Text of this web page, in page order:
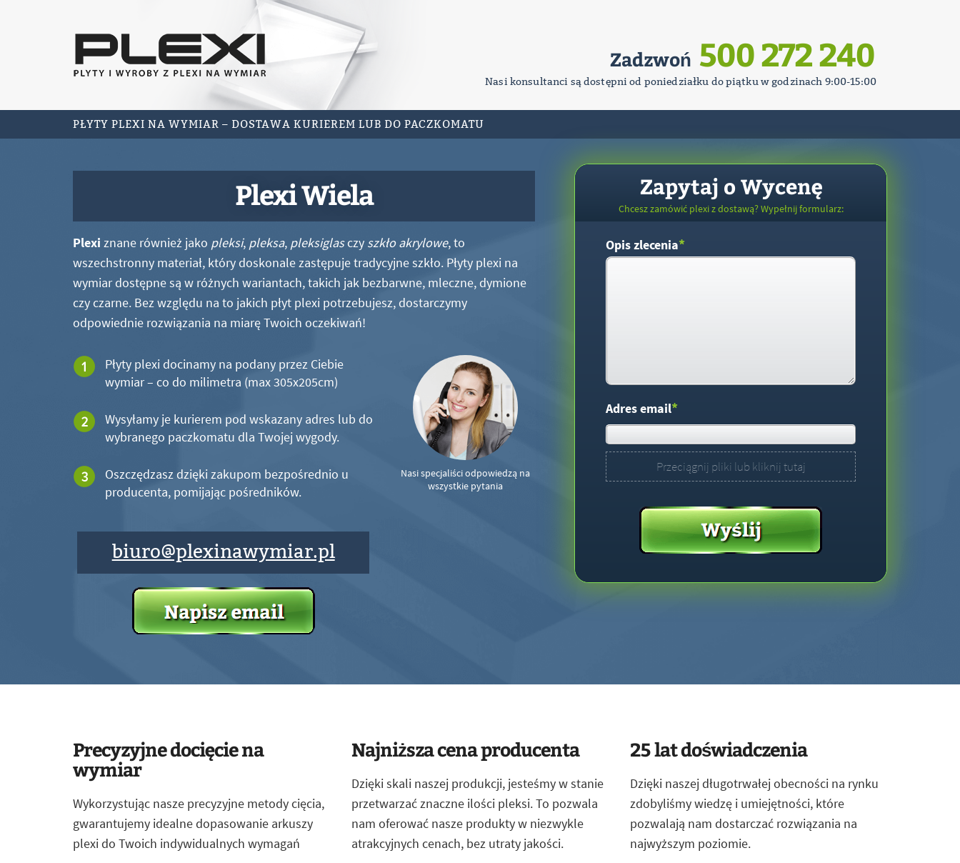
Zadzwoń 500 272 240
Nasi konsultanci są dostępni od poniedziałku do piątku w godzinach 9:00-15:00
PŁYTY PLEXI NA WYMIAR – DOSTAWA KURIEREM LUB DO PACZKOMATU
Plexi Wiela
Plexi znane również jako pleksi, pleksa, pleksiglasczy szkło akrylowe, to
wszechstronny materiał, który doskonale zastępuje tradycyjne szkło. Płyty plexi na
wymiar dostępne są w różnych wariantach, takich jak bezbarwne, mleczne, dymione
czy czarne. Bez względu na to jakich płyt plexi potrzebujesz, dostarczymy
odpowiednie rozwiązania na miarę Twoich oczekiwań!
Płyty plexi docinamy na podany przez Ciebie
wymiar – co do milimetra (max 305x205cm)
Wysyłamy je kurierem pod wskazany adres lub do
wybranego paczkomatu dla Twojej wygody.
Oszczędzasz dzięki zakupom bezpośrednio u
producenta, pomijając pośredników.
biuro@plexinawymiar.pl
Nasi specjaliści odpowiedzą na
wszystkie pytania
Zapytaj o Wycenę
Chcesz zamówić plexi z dostawą? Wypełnij formularz:
Opis zlecenia*
Adres email*
Przeciągnij pliki lub kliknij tutaj
Precyzyjne docięcie na
wymiar
Wykorzystując nasze precyzyjne metody cięcia,
gwarantujemy idealne dopasowanie arkuszy
plexi do Twoich indywidualnych wymagań
Najniższa cena producenta
Dzięki skali naszej produkcji, jesteśmy w stanie
przetwarzać znaczne ilości pleksi. To pozwala
nam oferować nasze produkty w niezwykle
atrakcyjnych cenach, bez utraty jakości.
25 lat doświadczenia
Dzięki naszej długotrwałej obecności na rynku
zdobyliśmy wiedzę i umiejętności, które
pozwalają nam dostarczać rozwiązania na
najwyższym poziomie.